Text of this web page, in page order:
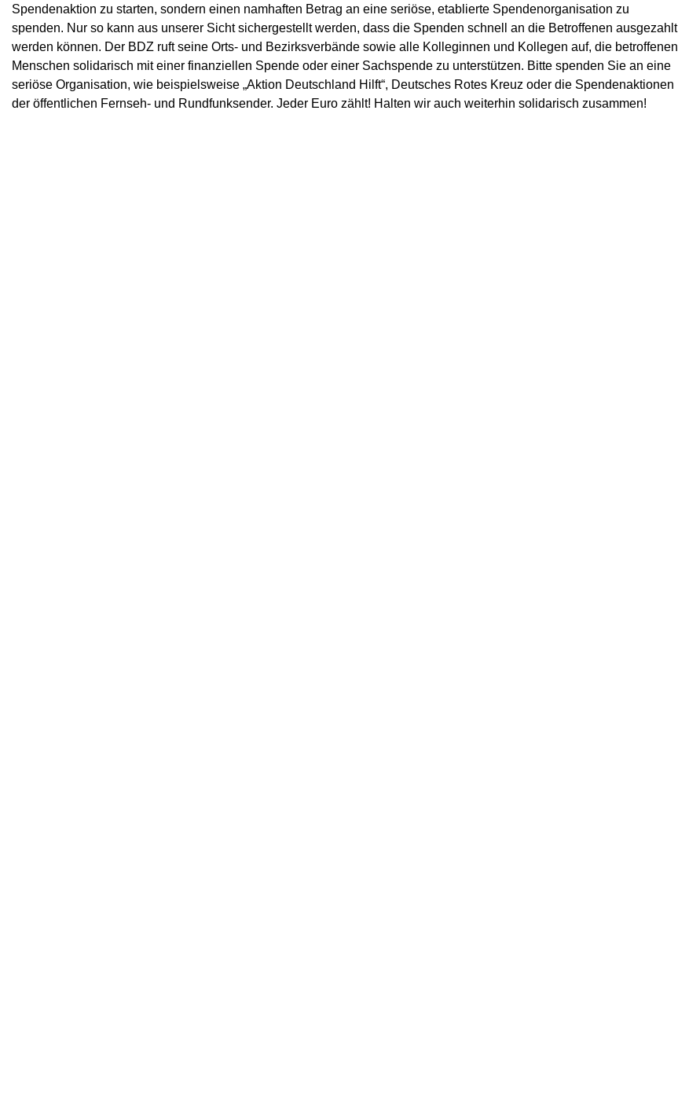
Spendenaktion zu starten, sondern einen namhaften Betrag an eine seriöse, etablierte Spendenorganisation zu
spenden. Nur so kann aus unserer Sicht sichergestellt werden, dass die Spenden schnell an die Betroffenen ausgezahlt
werden können. Der BDZ ruft seine Orts- und Bezirksverbände sowie alle Kolleginnen und Kollegen auf, die betroffenen
Menschen solidarisch mit einer finanziellen Spende oder einer Sachspende zu unterstützen. Bitte spenden Sie an eine
seriöse Organisation, wie beispielsweise „Aktion Deutschland Hilft“, Deutsches Rotes Kreuz oder die Spendenaktionen
der öffentlichen Fernseh- und Rundfunksender. Jeder Euro zählt! Halten wir auch weiterhin solidarisch zusammen!